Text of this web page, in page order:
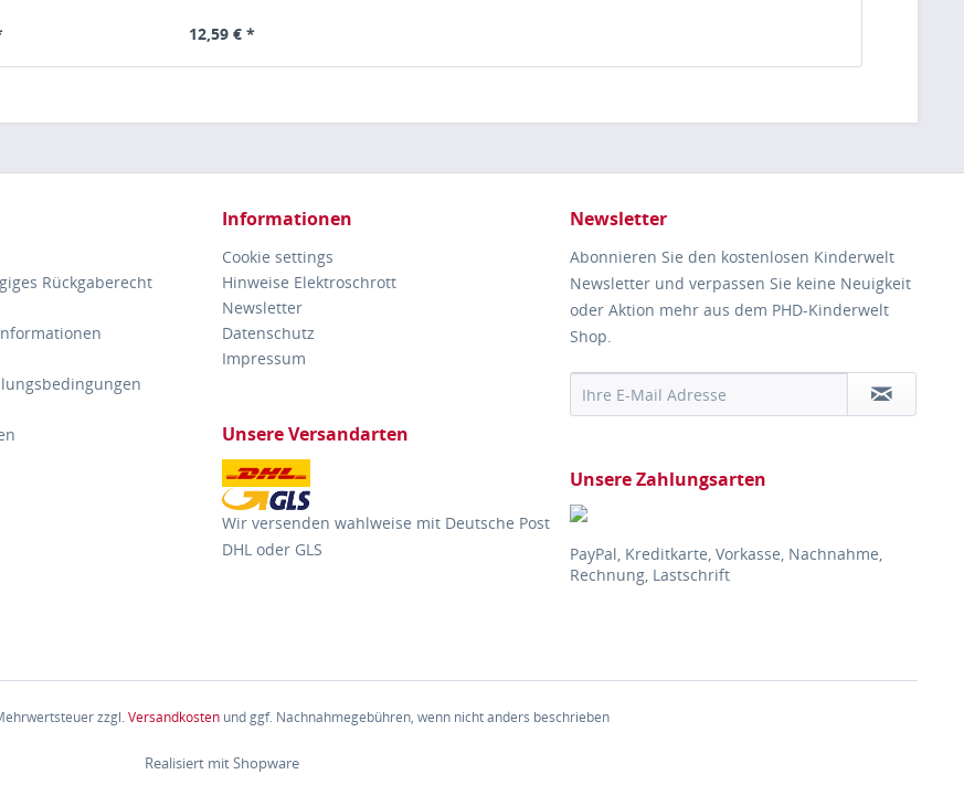
12,59 € *
Rückgaberecht
Informationen
Cookie settings
Hinweise Elektroschrott
Newsletter
Datenschutz
Impressum
Unsere Versandarten
Wir versenden wahlweise mit Deutsche Post
DHL oder GLS
Newsletter
Abonnieren Sie den kostenlosen Kinderwelt
Newsletter und verpassen Sie keine Neuigkeit
oder Aktion mehr aus dem PHD-Kinderwelt
Shop.
Unsere Zahlungsarten
PayPal, Kreditkarte, Vorkasse, Nachnahme,
Rechnung, Lastschrift
zzgl.Versandkostenund ggf. Nachnahmegebühren, wenn nicht anders beschrieben
Realisiert mit Shopware